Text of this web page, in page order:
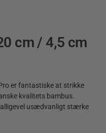
cm / 4,5 cm
er fantastiske at strikke
kvalitets bambus.
usædvanligt stærke